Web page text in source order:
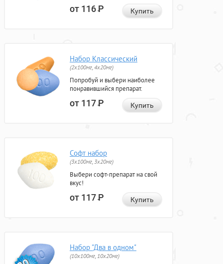
от 116Р Купить
Набор Классический
(2x100мг, 4x20мг)
Попробуй и выбери наиболее
понравившийся препарат.
от 117Р Купить
Софт набор
(3x100мг, 3x20мг)
Выбери софт-препарат на свой
вкус!
от 117Р Купить
Набор "Два в одном"
(10x100мг, 10x20мг)